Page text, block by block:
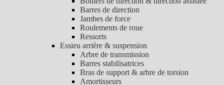
Barres de direction
Jambes de force
Roulements de roue
Ressorts
Essieu arrière & suspension
Arbre de transmission
Barres stabilisatrices
Bras de support & arbre de torsion
Amortisseurs